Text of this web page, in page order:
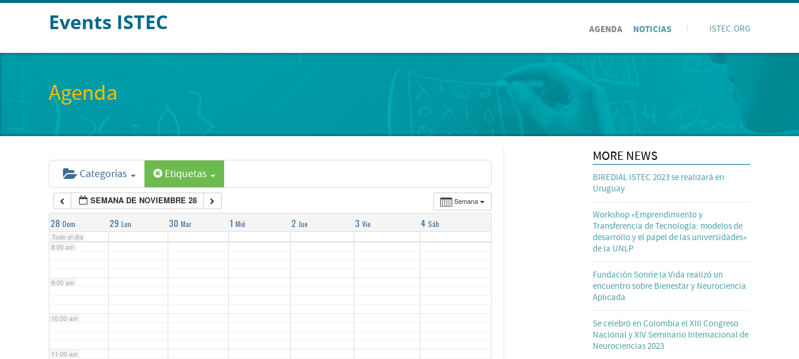
Events ISTEC AGENDA NOTICIAS ISTEC.ORG
Agenda
Categorías Etiquetas
Semana
SEMANA DE NOVIEMBRE 28
28 Dom 29 Lun 30 Mar 1 Mié 2 Jue 3 Vie 4 Sáb
Todo el día
4:00 am
6:00 am
7:00 am
8:00 am
9:00 am
10:00 am
11:00 am
MORE NEWS
BIREDIAL ISTEC 2023 se realizará en
Uruguay
Workshop «Emprendimiento y
Transferencia de Tecnología: modelos de
desarrollo y el papel de las universidades»
de la UNLP
Fundación Sonríe la Vida realizó un
encuentro sobre Bienestar y Neurociencia
Aplicada
Se celebró en Colombia el XIII Congreso
Nacional y XIV Seminario Internacional de
Neurociencias 2023